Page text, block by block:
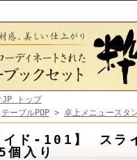
JP トップ
テーブルPOP > 卓上メニュースタ
イド-101】 スラ
入り